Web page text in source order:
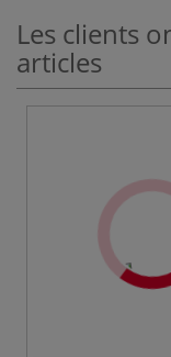
Les clients
articles